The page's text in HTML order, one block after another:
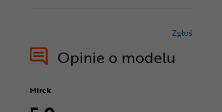
Opinie o modelu
Zgłoś
Mirek